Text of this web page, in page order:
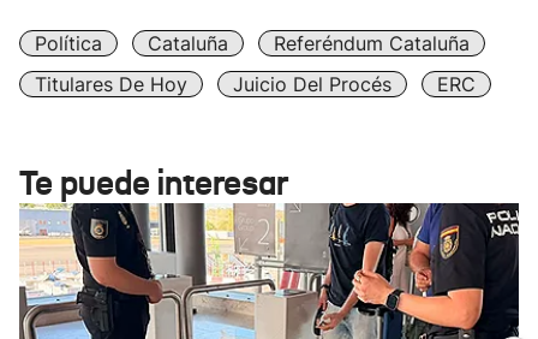
Política Cataluña
Referéndum Cataluña
Titulares De Hoy
Juicio Del Procés ERC
Te puede interesar